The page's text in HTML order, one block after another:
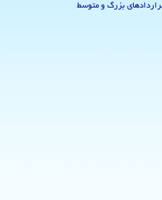
بزرگ و متوسط